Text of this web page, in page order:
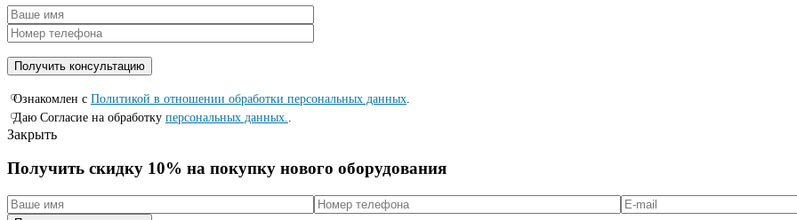
Ознакомлен с Политикой в отношении обработки персональных данных
Даю Согласие на обработку персональных данных.
Закрыть
Получить скидку 10% на покупку нового оборудования